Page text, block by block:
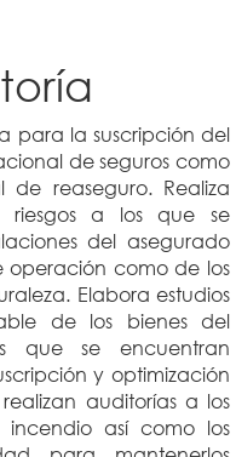
para la suscripción del
de seguros como
reaseguro. Realiza
riesgos a los que se
del asegurado
operación como de los
Elabora estudios
de los bienes del
que se encuentran
y optimización
auditorías a los
incendio así como los